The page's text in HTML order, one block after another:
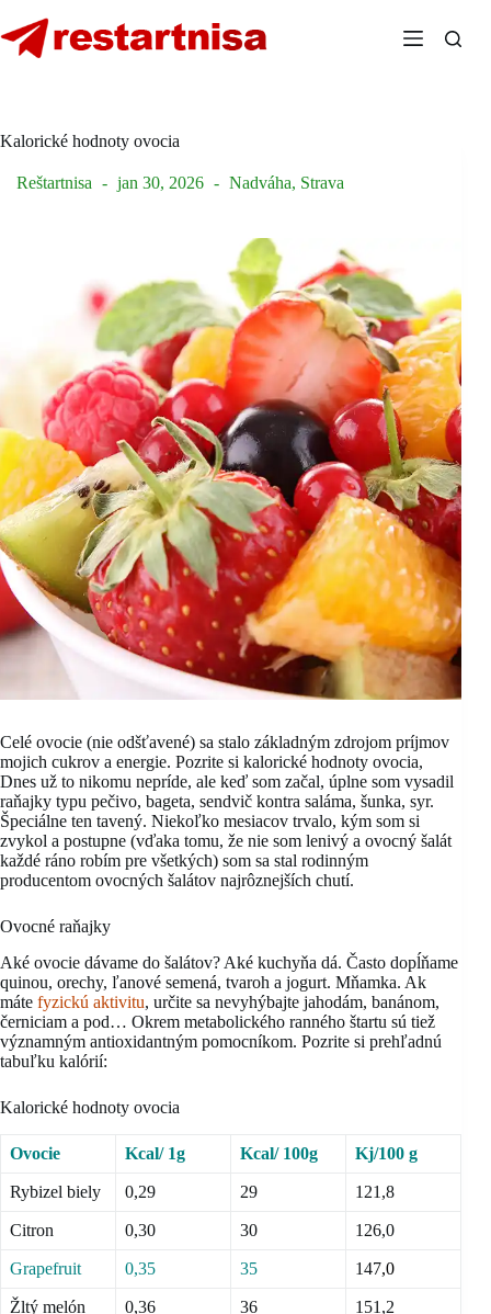
to
content
Kalorické hodnoty ovocia
Reštartnisa jan 30, 2026 Nadváha, Strava
Celé ovocie (nie odšťavené) sa stalo základným zdrojom príjmov
mojich cukrov a energie. Pozrite si kalorické hodnoty ovocia,
Dnes už to nikomu nepríde, ale keď som začal, úplne som vysadil
raňajky typu pečivo, bageta, sendvič kontra saláma, šunka, syr.
Špeciálne ten tavený. Niekoľko mesiacov trvalo, kým som si
zvykol a postupne (vďaka tomu, že nie som lenivý a ovocný šalát
každé ráno robím pre všetkých) som sa stal rodinným
producentom ovocných šalátov najrôznejších chutí.
Ovocné raňajky
Aké ovocie dávame do šalátov? Aké kuchyňa dá. Často dopĺňame
quinou, orechy, ľanové semená, tvaroh a jogurt. Mňamka. Ak
máte fyzickú aktivitu, určite sa nevyhýbajte jahodám, banánom,
černiciam a pod… Okrem metabolického ranného štartu sú tiež
významným antioxidantným pomocníkom. Pozrite si prehľadnú
tabuľku kalórií:
Kalorické hodnoty ovocia
Ovocie Kcal/ 1g Kcal/ 100g Kj/100 g
Rybizel biely 0,29 29 121,8
Citron 0,30 30 126,0
Grapefruit 0,35 35 147,0
Žltý melón 0,36 36 151,2